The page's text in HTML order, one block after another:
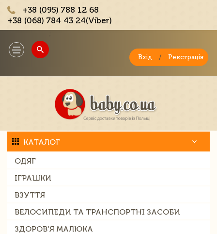
+38 (095) 788 12 68
+38 (068) 784 43 24(Viber)
Toggle
navigation
Вхід / Реєстрація
КАТАЛОГ
ОДЯГ
ІГРАШКИ
ВЗУТТЯ
ВЕЛОСИПЕДИ ТА ТРАНСПОРТНІ ЗАСОБИ
ЗДОРОВ'Я МАЛЮКА